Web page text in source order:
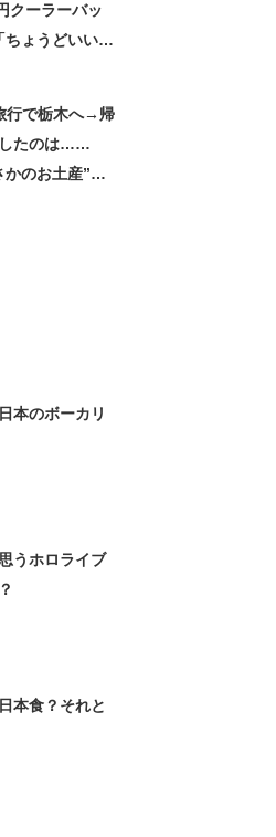
クーラーバッ
ょうどいい大
行で栃木へ→帰
したのは……
かのお土産”に
本のボーカリ
うホロライブ
本食？それと